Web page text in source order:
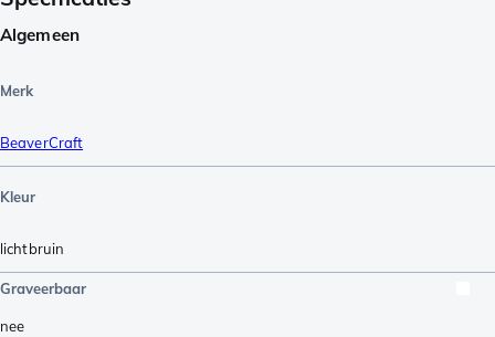
Algemeen
Merk
BeaverCraft
Kleur
lichtbruin
Graveerbaar
nee